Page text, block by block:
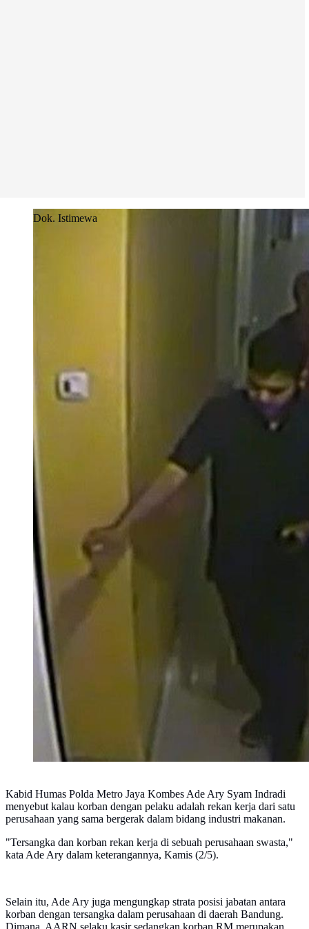
Dok. Istimewa
Kabid Humas Polda Metro Jaya Kombes Ade Ary Syam Indradi
menyebut kalau korban dengan pelaku adalah rekan kerja dari satu
perusahaan yang sama bergerak dalam bidang industri makanan.
"Tersangka dan korban rekan kerja di sebuah perusahaan swasta,"
kata Ade Ary dalam keterangannya, Kamis (2/5).
Selain itu, Ade Ary juga mengungkap strata posisi jabatan antara
korban dengan tersangka dalam perusahaan di daerah Bandung.